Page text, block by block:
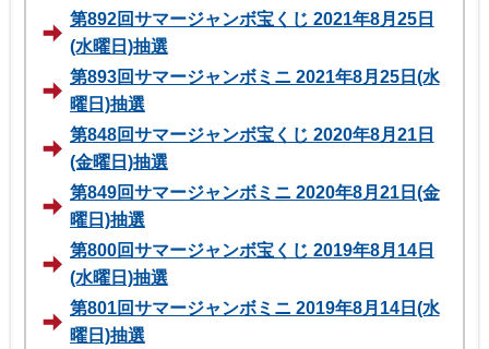
第892回サマージャンボ宝くじ 2021年8月25日
(水曜日)抽選
第893回サマージャンボミニ 2021年8月25日(水
曜日)抽選
第848回サマージャンボ宝くじ 2020年8月21日
(金曜日)抽選
第849回サマージャンボミニ 2020年8月21日(金
曜日)抽選
第800回サマージャンボ宝くじ 2019年8月14日
(水曜日)抽選
第801回サマージャンボミニ 2019年8月14日(水
曜日)抽選